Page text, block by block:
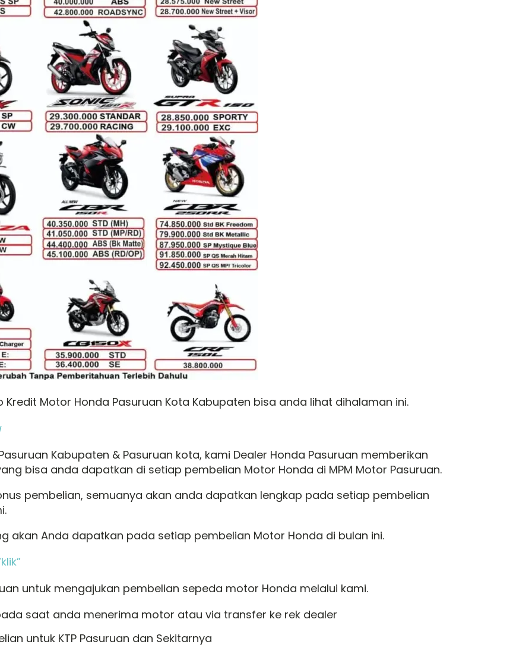
Motor Honda Pasuruan Kota Kabupaten bisa anda lihat dihalaman ini.
Kabupaten & Pasuruan kota, kami Dealer Honda Pasuruan memberikan
bisa anda dapatkan di setiap pembelian Motor Honda di MPM Motor Pasuruan.
pembelian, semuanya akan anda dapatkan lengkap pada setiap pembelian
akan Anda dapatkan pada setiap pembelian Motor Honda di bulan ini.
untuk mengajukan pembelian sepeda motor Honda melalui kami.
saat anda menerima motor atau via transfer ke rek dealer
untuk KTP Pasuruan dan Sekitarnya